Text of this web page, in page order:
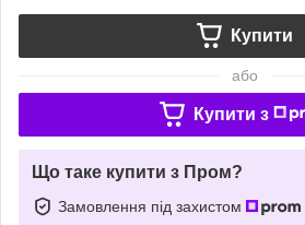
Купити
або
Купити з
Що таке купити з Пром?
Замовлення під захистом